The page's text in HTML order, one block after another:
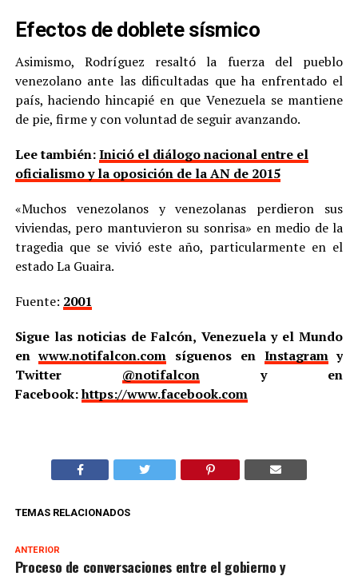
Efectos de doblete sísmico
Asimismo, Rodríguez resaltó la fuerza del pueblo
venezolano ante las dificultadas que ha enfrentado el
país, haciendo hincapié en que Venezuela se mantiene
de pie, firme y con voluntad de seguir avanzando.
Lee también:Inició el diálogo nacional entre el
oficialismo y la oposición de la AN de 2015
«Muchos venezolanos y venezolanas perdieron sus
viviendas, pero mantuvieron su sonrisa» en medio de la
tragedia que se vivió este año, particularmente en el
estado La Guaira.
Fuente: 2001
Sigue las noticias de Falcón, Venezuela y el Mundo
enwww.notifalcon.com síguenos en Instagramy
Twitter @notifalcony en
Facebook:https://www.facebook.com
TEMAS RELACIONADOS
ANTERIOR
Proceso de conversaciones entre el gobierno y